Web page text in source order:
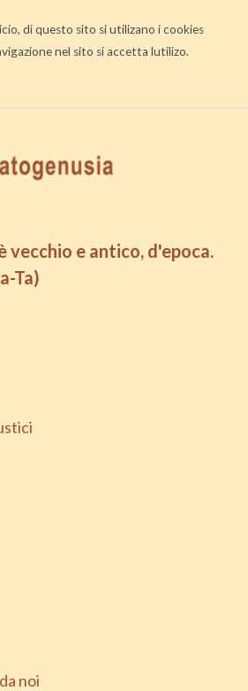
di questo sito si utilizano i cookies
nel sito si accetta lutilizo.
vecchio e antico, d'epoca.
Ta)
noi